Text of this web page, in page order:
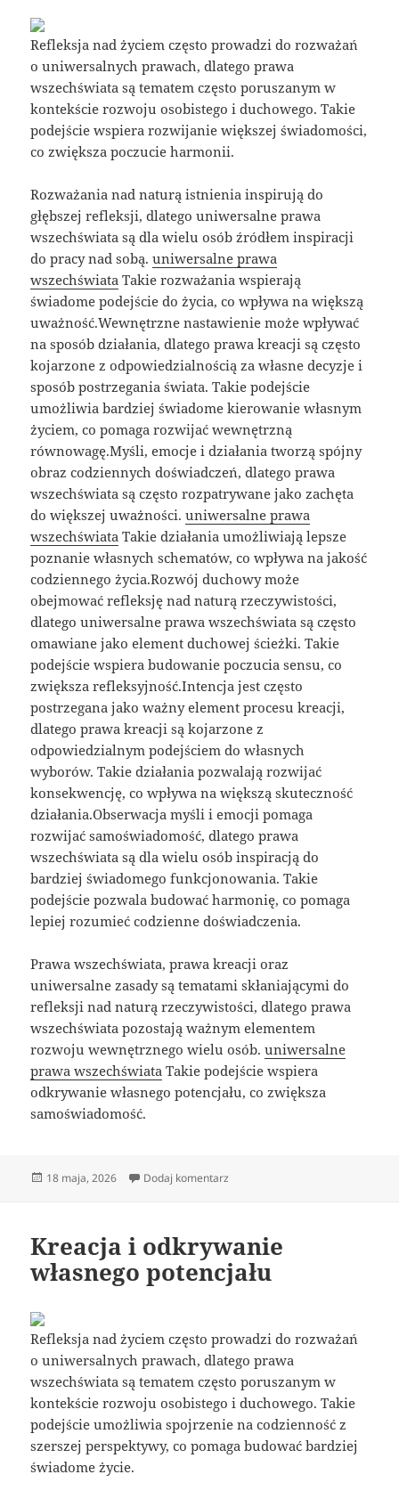
Refleksja nad życiem często prowadzi do rozważań
o uniwersalnych prawach, dlatego prawa
wszechświata są tematem często poruszanym w
kontekście rozwoju osobistego i duchowego. Takie
podejście wspiera rozwijanie większej świadomości,
co zwiększa poczucie harmonii.
Rozważania nad naturą istnienia inspirują do
głębszej refleksji, dlatego uniwersalne prawa
wszechświata są dla wielu osób źródłem inspiracji
do pracy nad sobą.uniwersalne prawa
wszechświata Takie rozważania wspierają
świadome podejście do życia, co wpływa na większą
uważność.Wewnętrzne nastawienie może wpływać
na sposób działania, dlatego prawa kreacji są często
kojarzone z odpowiedzialnością za własne decyzje i
sposób postrzegania świata. Takie podejście
umożliwia bardziej świadome kierowanie własnym
życiem, co pomaga rozwijać wewnętrzną
równowagę.Myśli, emocje i działania tworzą spójny
obraz codziennych doświadczeń, dlatego prawa
wszechświata są często rozpatrywane jako zachęta
do większej uważności.uniwersalne prawa
wszechświata Takie działania umożliwiają lepsze
poznanie własnych schematów, co wpływa na jakość
codziennego życia.Rozwój duchowy może
obejmować refleksję nad naturą rzeczywistości,
dlatego uniwersalne prawa wszechświata są często
omawiane jako element duchowej ścieżki. Takie
podejście wspiera budowanie poczucia sensu, co
zwiększa refleksyjność.Intencja jest często
postrzegana jako ważny element procesu kreacji,
dlatego prawa kreacji są kojarzone z
odpowiedzialnym podejściem do własnych
wyborów. Takie działania pozwalają rozwijać
konsekwencję, co wpływa na większą skuteczność
działania.Obserwacja myśli i emocji pomaga
rozwijać samoświadomość, dlatego prawa
wszechświata są dla wielu osób inspiracją do
bardziej świadomego funkcjonowania. Takie
podejście pozwala budować harmonię, co pomaga
lepiej rozumieć codzienne doświadczenia.
Prawa wszechświata, prawa kreacji oraz
uniwersalne zasady są tematami skłaniającymi do
refleksji nad naturą rzeczywistości, dlatego prawa
wszechświata pozostają ważnym elementem
rozwoju wewnętrznego wielu osób.uniwersalne
prawa wszechświata Takie podejście wspiera
odkrywanie własnego potencjału, co zwiększa
samoświadomość.
Data
18 maja, 2026 Dodaj komentarz
Kreacja i odkrywanie
własnego potencjału
Refleksja nad życiem często prowadzi do rozważań
o uniwersalnych prawach, dlatego prawa
wszechświata są tematem często poruszanym w
kontekście rozwoju osobistego i duchowego. Takie
podejście umożliwia spojrzenie na codzienność z
szerszej perspektywy, co pomaga budować bardziej
świadome życie.